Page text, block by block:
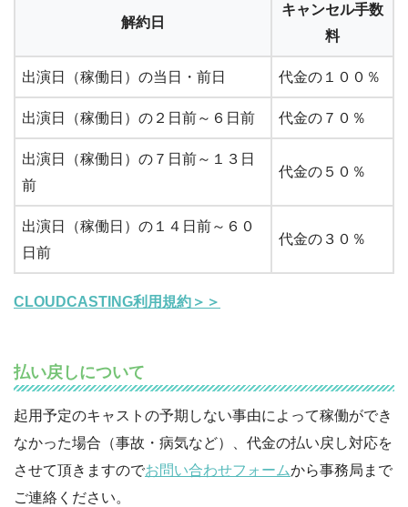
解約日
キャンセル手数
料
出演日（稼働日）の当日・前日 代金の１００％
出演日（稼働日）の２日前～６日前 代金の７０％
出演日（稼働日）の７日前～１３日
前
代金の５０％
出演日（稼働日）の１４日前～６０
日前
代金の３０％
CLOUDCASTING利用規約＞＞
払い戻しについて
起用予定のキャストの予期しない事由によって稼働ができ
なかった場合（事故・病気など）、代金の払い戻し対応を
させて頂きますのでお問い合わせフォームから事務局まで
ご連絡ください。